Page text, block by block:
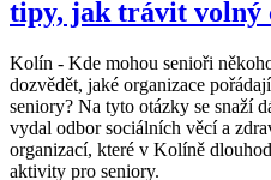
tipy, jak trávit volný
Kolín - Kde mohou senioři
dozvědět, jaké organizace
seniory? Na tyto otázky se snaží
vydal odbor sociálních věcí a
organizací, které v Kolíně
aktivity pro seniory.